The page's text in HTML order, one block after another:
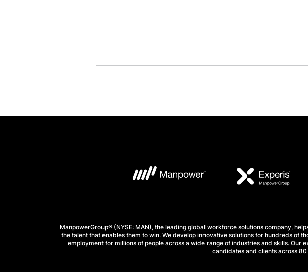
ManpowerGroup® (NYSE: MAN), the leading global workforce solutions company,
the talent that enables them to win. We develop innovative solutions for hundreds of
employment for millions of people across a wide range of industries and skills.
candidates and clients across